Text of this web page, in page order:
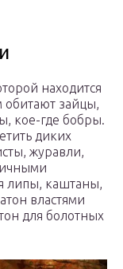
находится
обитают зайцы,
кое-где бобры.
диких
журавли,
липы, каштаны,
властями
для болотных